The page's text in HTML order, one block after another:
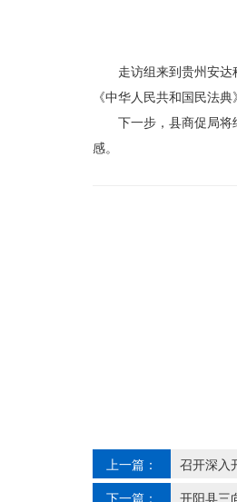
走访组来到贵州安
《中华人民共和国民法
下一步，县商促局
感。
上一篇：
召开深入
下一篇：
开阳县三